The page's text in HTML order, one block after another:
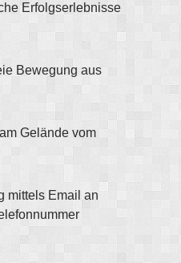
Erfolgserlebnisse
Bewegung aus
Gelände vom
mittels Email an